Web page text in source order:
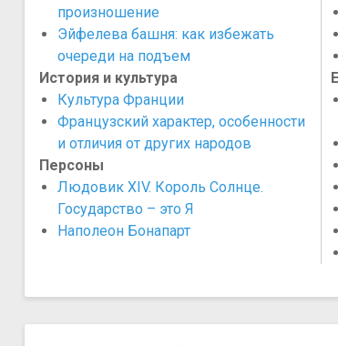
произношение
Эйфелева башня: как избежать
очереди на подъем
История и культура
Культура Франции
Французский характер, особенности
и отличия от других народов
Персоны
Людовик XIV. Король Солнце.
Государство – это Я
Наполеон Бонапарт